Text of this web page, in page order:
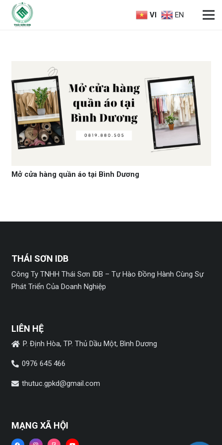
VI EN
Mở cửa hàng quần áo tại Bình Dương
THÁI SƠN IDB
Công Ty TNHH Thái Sơn IDB – Tự Hào Đồng Hành Cùng Sự
Phát Triển Của Doanh Nghiệp
LIÊN HỆ
P. Định Hòa, TP. Thủ Dầu Một, Bình Dương
0976 645 466
thutuc.gpkd@gmail.com
MẠNG XÃ HỘI